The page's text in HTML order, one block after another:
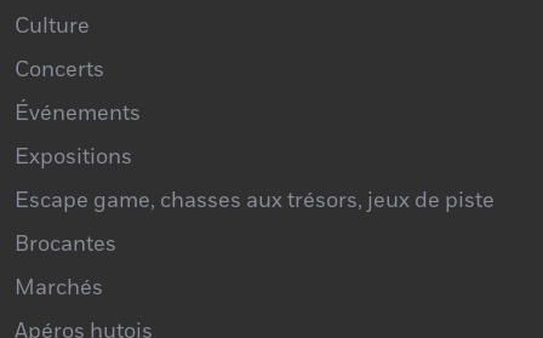
Concerts
Événements
Expositions
Escape game, chasses aux trésors, jeux de piste
Brocantes
Marchés
Apéros hutois
Spectacles